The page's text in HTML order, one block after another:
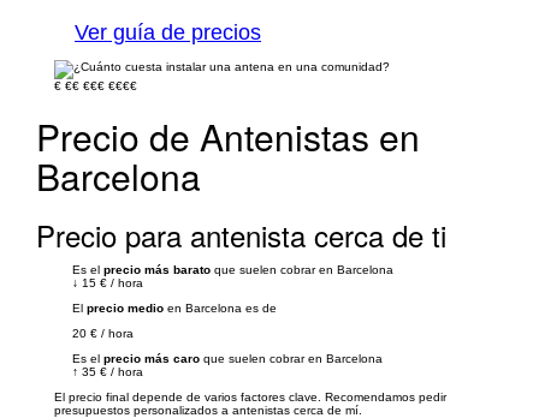
Ver guía de precios
€ €€ €€€ €€€€
Precio de Antenistas en
Barcelona
Precio para antenista cerca de ti
Es el precio más barato que suelen cobrar en Barcelona
↓ 15 € / hora
El precio medio en Barcelona es de
20 € / hora
Es el precio más caro que suelen cobrar en Barcelona
↑ 35 € / hora
El precio final depende de varios factores clave. Recomendamos pedir
presupuestos personalizados a antenistas cerca de mí.